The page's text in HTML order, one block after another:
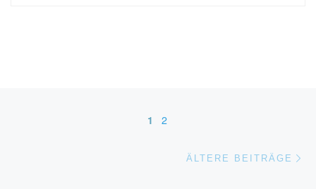
Beitragsnavigation
1 2
ÄLTERE BEITRÄGE